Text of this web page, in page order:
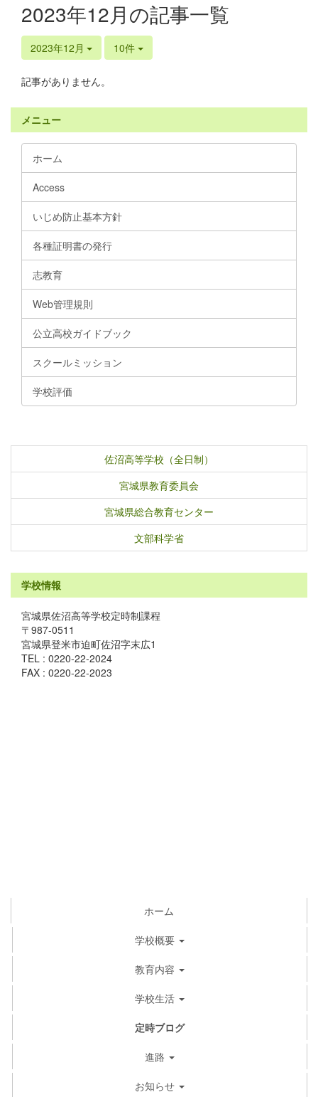
2023年12月の記事一覧
2023年12月 10件
記事がありません。
メニュー
ホーム
Access
いじめ防止基本方針
各種証明書の発行
志教育
Web管理規則
公立高校ガイドブック
スクールミッション
学校評価
佐沼高等学校（全日制）
宮城県教育委員会
宮城県総合教育センター
文部科学省
学校情報
宮城県佐沼高等学校定時制課程
〒987-0511
宮城県登米市迫町佐沼字末広1
TEL : 0220-22-2024
FAX : 0220-22-2023
ホーム
学校概要
教育内容
学校生活
定時ブログ
進路
お知らせ